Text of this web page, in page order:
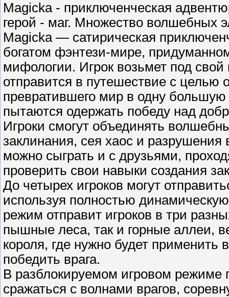
Magicka - приключенческая
герой - маг. Множество волшебных
Magicka — сатирическая
богатом фэнтези-мире,
мифологии. Игрок возьмет под свой
отправится в путешествие с целью
превратившего мир в одну
пытаются одержать победу над
Игроки смогут объединять
заклинания, сея хаос и
можно сыграть и с друзьями,
проверить свои навыки создания
До четырех игроков могут
используя полностью
режим отправит игроков в три
пышные леса, так и горные аллеи,
короля, где нужно будет применить
победить врага.
В разблокируемом игровом режиме
сражаться с волнами врагов,